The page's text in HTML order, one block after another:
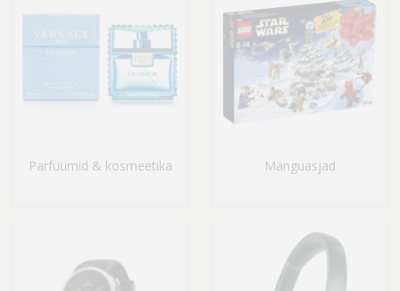
Parfüümid & kosmeetika Mänguasjad